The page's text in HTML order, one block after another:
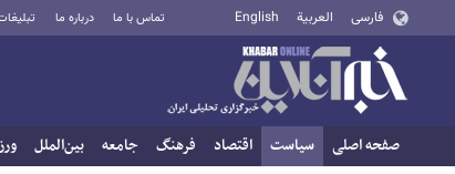
فارسی العربية English تماس با ما درباره ما
صفحه اصلی سیاست اقتصاد فرهنگ جامعه بین‌الملل